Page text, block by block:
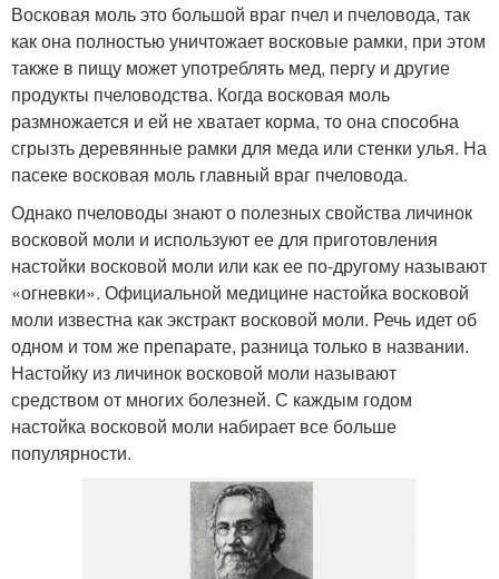
Восковая моль это большой враг пчел и пчеловода, так
как она полностью уничтожает восковые рамки, при этом
также в пищу может употреблять мед, пергу и другие
продукты пчеловодства. Когда восковая моль
размножается и ей не хватает корма, то она способна
сгрызть деревянные рамки для меда или стенки улья. На
пасеке восковая моль главный враг пчеловода.
Однако пчеловоды знают о полезных свойства личинок
восковой моли и используют ее для приготовления
настойки восковой моли или как ее по-другому называют
«огневки». Официальной медицине настойка восковой
моли известна как экстракт восковой моли. Речь идет об
одном и том же препарате, разница только в названии.
Настойку из личинок восковой моли называют
средством от многих болезней. С каждым годом
настойка восковой моли набирает все больше
популярности.